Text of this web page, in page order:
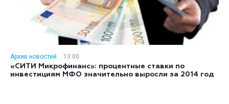
Архив новостей
13:00
«СИТИ Микрофинанс»: процентные ставки по
инвестициям МФО значительно выросли за 2014 год